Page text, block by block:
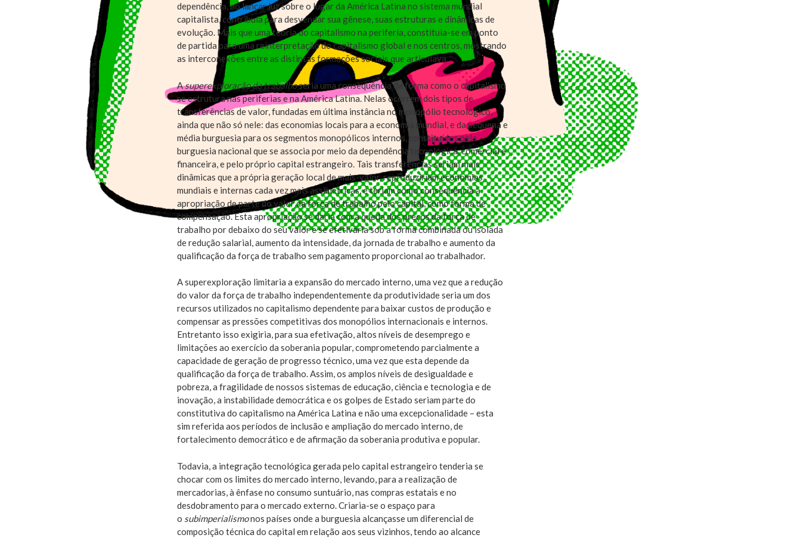
dependência, ao lançar luz sobre o lugar da América Latina no sistema mundial
capitalista, contribuía para desvendar sua gênese, suas estruturas e dinâmicas de
evolução. Mais que uma teoria do capitalismo na periferia, constituía-se em ponto
de partida para uma reinterpretação do capitalismo global e nos centros, mostrando
as interconexões entre as distintas formações sociais que articulava.
Asuperexploração do trabalhoseria uma consequência da forma como o capitalismo
se estrutura nas periferias e na América Latina. Nelas ocorrem dois tipos de
transferências de valor, fundadas em última instância no monopólio tecnológico,
ainda que não só nele: das economias locais para a economia mundial, e da pequena e
média burguesia para os segmentos monopólicos internos, constituídos pela
burguesia nacional que se associa por meio da dependência tecnológica, comercial e
financeira, e pelo próprio capital estrangeiro. Tais transferências seriam mais
dinâmicas que a própria geração local de mais-valor, reproduziriam economias
mundiais e internas cada vez mais assimétricas, e teriam como consequência a
apropriação de parte do valor da força de trabalho pelo capital, como forma de
compensação. Esta apropriação se daria com a queda dos preços da força de
trabalho por debaixo do seu valor e se efetivaria sob a forma combinada ou isolada
de redução salarial, aumento da intensidade, da jornada de trabalho e aumento da
qualificação da força de trabalho sem pagamento proporcional ao trabalhador.
A superexploração limitaria a expansão do mercado interno, uma vez que a redução
do valor da força de trabalho independentemente da produtividade seria um dos
recursos utilizados no capitalismo dependente para baixar custos de produção e
compensar as pressões competitivas dos monopólios internacionais e internos.
Entretanto isso exigiria, para sua efetivação, altos níveis de desemprego e
limitações ao exercício da soberania popular, comprometendo parcialmente a
capacidade de geração de progresso técnico, uma vez que esta depende da
qualificação da força de trabalho. Assim, os amplos níveis de desigualdade e
pobreza, a fragilidade de nossos sistemas de educação, ciência e tecnologia e de
inovação, a instabilidade democrática e os golpes de Estado seriam parte do
constitutiva do capitalismo na América Latina e não uma excepcionalidade – esta
sim referida aos períodos de inclusão e ampliação do mercado interno, de
fortalecimento democrático e de afirmação da soberania produtiva e popular.
Todavia, a integração tecnológica gerada pelo capital estrangeiro tenderia se
chocar com os limites do mercado interno, levando, para a realização de
mercadorias, à ênfase no consumo suntuário, nas compras estatais e no
desdobramento para o mercado externo. Criaria-se o espaço para
o subimperialismonos países onde a burguesia alcançasse um diferencial de
composição técnica do capital em relação aos seus vizinhos, tendo ao alcance